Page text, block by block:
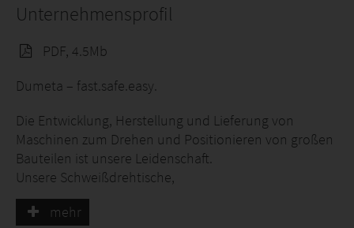
Unternehmensprofil
PDF, 4.5Mb
Dumeta – fast.safe.easy.
Die Entwicklung, Herstellung und Lieferung von
Maschinen zum Drehen und Positionieren von großen
Bauteilen ist unsere Leidenschaft.
Unsere Schweißdrehtische,
Behälterdrehvorrichtungen, Automatenträger und
Wendevorrichtungen, sind hauptsächlich für die
mehr